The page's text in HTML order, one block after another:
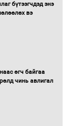
бүтээгчдэд энэ
вэ
өгч байгаа
чинь авлигал